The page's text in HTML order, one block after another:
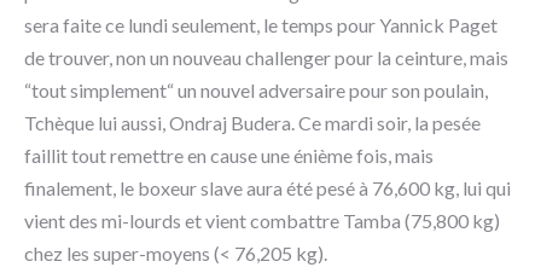
sera faite ce lundi seulement, le temps pour Yannick Paget
de trouver, non un nouveau challenger pour la ceinture, mais
“tout simplement“ un nouvel adversaire pour son poulain,
Tchèque lui aussi, Ondraj Budera. Ce mardi soir, la pesée
faillit tout remettre en cause une énième fois, mais
finalement, le boxeur slave aura été pesé à 76,600 kg, lui qui
vient des mi-lourds et vient combattre Tamba (75,800 kg)
chez les super-moyens (< 76,205 kg).